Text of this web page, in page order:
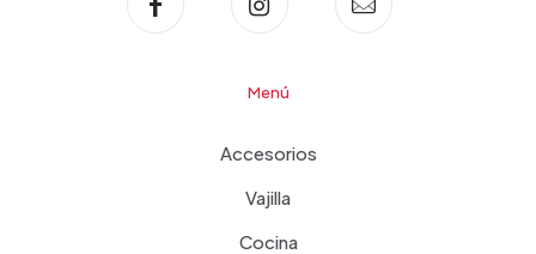
Menú
Accesorios
Vajilla
Cocina